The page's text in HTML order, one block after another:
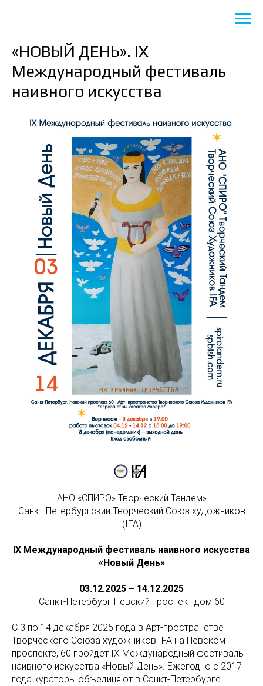
«НОВЫЙ ДЕНЬ». IX
Международный фестиваль
наивного искусства
АНО «СПИРО» Творческий Тандем»
Санкт-Петербургский Творческий Союз художников
(IFA)
IX Международный фестиваль наивного искусства
«Новый День»
03.12.2025 – 14.12.2025
Санкт-Петербург Невский проспект дом 60
С 3 по 14 декабря 2025 года в Арт-пространстве
Творческого Союза художников IFA на Невском
проспекте, 60 пройдет IX Международный фестиваль
наивного искусства «Новый День». Ежегодно с 2017
года кураторы объединяют в Санкт-Петербурге